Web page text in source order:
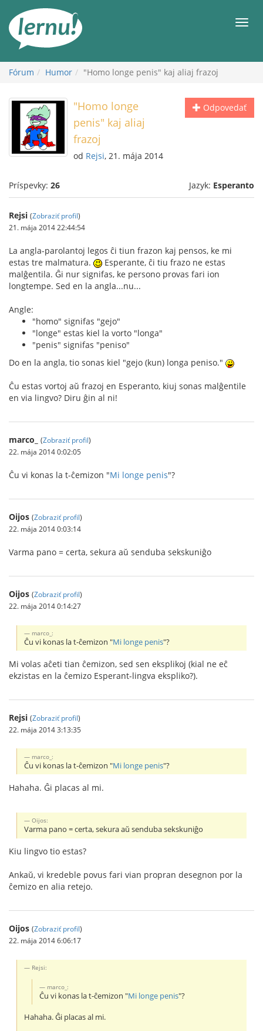
obsah
Fórum Humor "Homo longe penis" kaj aliaj frazoj
Odpovedať
"Homo longe
penis" kaj aliaj
frazoj
od Rejsi, 21. mája 2014
Príspevky: 26 Jazyk: Esperanto
Rejsi (Zobraziť profil)
21. mája 2014 22:44:54
La angla-parolantoj legos ĉi tiun frazon kaj pensos, ke mi
estas tre malmatura.
Esperante, ĉi tiu frazo ne estas
malĝentila. Ĝi nur signifas, ke persono provas fari ion
longtempe. Sed en la angla...nu...
Angle:
"homo" signifas "gejo"
"longe" estas kiel la vorto "longa"
"penis" signifas "peniso"
Do en la angla, tio sonas kiel "gejo (kun) longa peniso."
Ĉu estas vortoj aŭ frazoj en Esperanto, kiuj sonas malĝentile
en via lingvo? Diru ĝin al ni!
marco_ (Zobraziť profil)
22. mája 2014 0:02:05
Ĉu vi konas la t-ĉemizon "Mi longe penis"?
Oijos (Zobraziť profil)
22. mája 2014 0:03:14
Varma pano = certa, sekura aŭ senduba sekskuniĝo
Oijos (Zobraziť profil)
22. mája 2014 0:14:27
marco_:
Ĉu vi konas la t-ĉemizon "Mi longe penis"?
Mi volas aĉeti tian ĉemizon, sed sen eksplikoj (kial ne eĉ
ekzistas en la ĉemizo Esperant-lingva ekspliko?).
Rejsi (Zobraziť profil)
22. mája 2014 3:13:35
marco_:
Ĉu vi konas la t-ĉemizon "Mi longe penis"?
Hahaha. Ĝi placas al mi.
Oijos:
Varma pano = certa, sekura aŭ senduba sekskuniĝo
Kiu lingvo tio estas?
Ankaŭ, vi kredeble povus fari vian propran desegnon por la
ĉemizo en alia retejo.
Oijos (Zobraziť profil)
22. mája 2014 6:06:17
Rejsi:
marco_:
Ĉu vi konas la t-ĉemizon "Mi longe penis"?
Hahaha. Ĝi placas al mi.